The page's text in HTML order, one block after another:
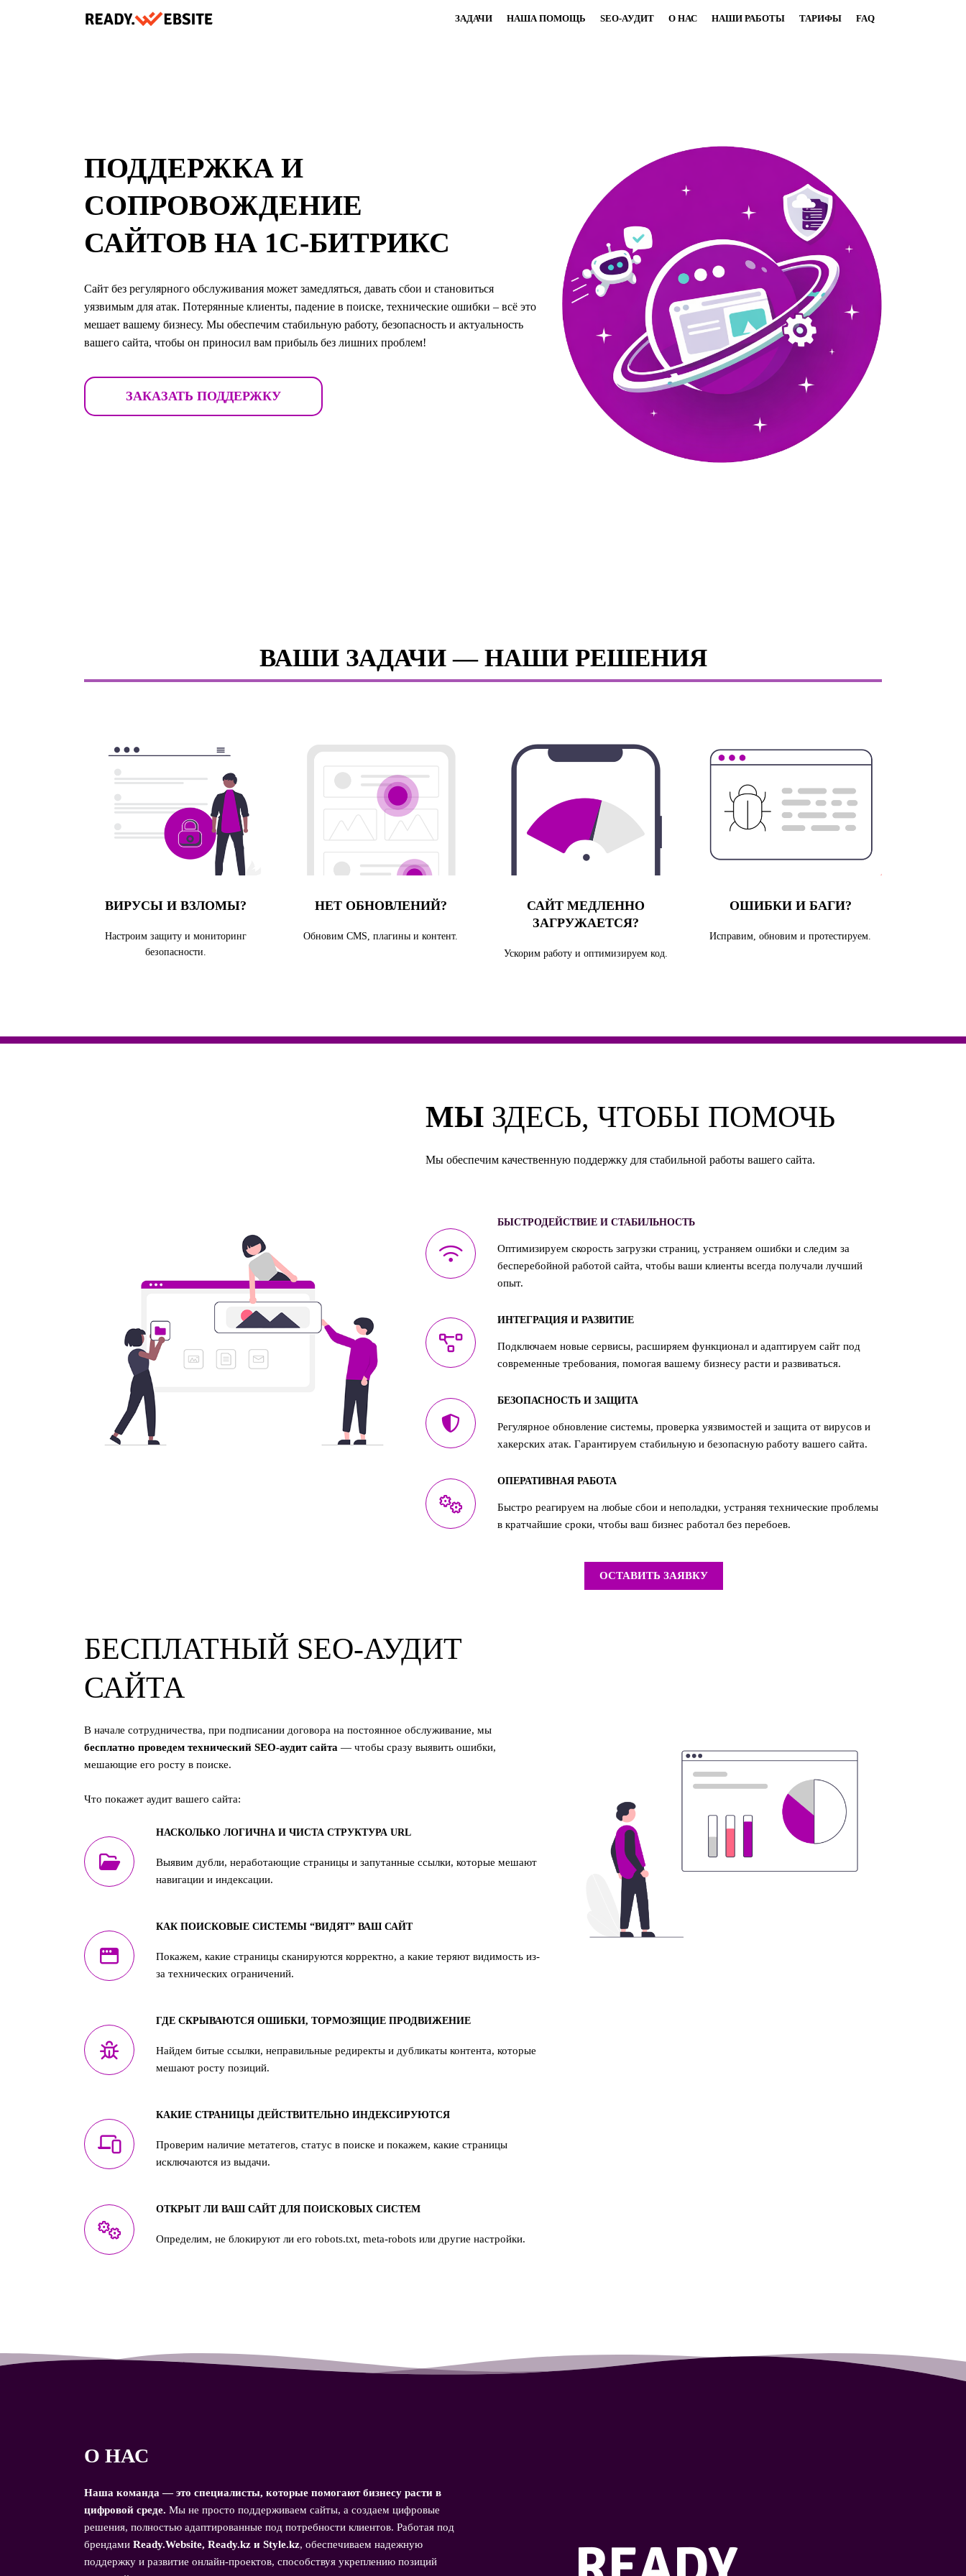
ЗАДАЧИ НАША ПОМОЩЬ SEO-АУДИТ О НАС НАШИ РАБОТЫ ТАРИФЫ FAQ
ПОДДЕРЖКА И
СОПРОВОЖДЕНИЕ
САЙТОВ НА 1С-БИТРИКС
Сайт без регулярного обслуживания может замедляться, давать сбои и становиться
уязвимым для атак. Потерянные клиенты, падение в поиске, технические ошибки – всё это
мешает вашему бизнесу. Мы обеспечим стабильную работу, безопасность и актуальность
вашего сайта, чтобы он приносил вам прибыль без лишних проблем!
ЗАКАЗАТЬ ПОДДЕРЖКУ
ВАШИ ЗАДАЧИ — НАШИ РЕШЕНИЯ
ВИРУСЫ И ВЗЛОМЫ?
Настроим защиту и мониторинг
безопасности.
НЕТ ОБНОВЛЕНИЙ?
Обновим CMS, плагины и контент.
САЙТ МЕДЛЕННО
ЗАГРУЖАЕТСЯ?
Ускорим работу и оптимизируем код.
ОШИБКИ И БАГИ?
Исправим, обновим и протестируем.
МЫ ЗДЕСЬ, ЧТОБЫ ПОМОЧЬ
Мы обеспечим качественную поддержку для стабильной работы вашего сайта.
БЫСТРОДЕЙСТВИЕ И СТАБИЛЬНОСТЬ
Оптимизируем скорость загрузки страниц, устраняем ошибки и следим за
бесперебойной работой сайта, чтобы ваши клиенты всегда получали лучший
опыт.
ИНТЕГРАЦИЯ И РАЗВИТИЕ
Подключаем новые сервисы, расширяем функционал и адаптируем сайт под
современные требования, помогая вашему бизнесу расти и развиваться.
БЕЗОПАСНОСТЬ И ЗАЩИТА
Регулярное обновление системы, проверка уязвимостей и защита от вирусов и
хакерских атак. Гарантируем стабильную и безопасную работу вашего сайта.
ОПЕРАТИВНАЯ РАБОТА
Быстро реагируем на любые сбои и неполадки, устраняя технические проблемы
в кратчайшие сроки, чтобы ваш бизнес работал без перебоев.
ОСТАВИТЬ ЗАЯВКУ
БЕСПЛАТНЫЙ SEO-АУДИТ
САЙТА
В начале сотрудничества, при подписании договора на постоянное обслуживание, мы
бесплатно проведем технический SEO-аудит сайта — чтобы сразу выявить ошибки,
мешающие его росту в поиске.
Что покажет аудит вашего сайта:
НАСКОЛЬКО ЛОГИЧНА И ЧИСТА СТРУКТУРА URL
Выявим дубли, неработающие страницы и запутанные ссылки, которые мешают
навигации и индексации.
КАК ПОИСКОВЫЕ СИСТЕМЫ “ВИДЯТ” ВАШ САЙТ
Покажем, какие страницы сканируются корректно, а какие теряют видимость из-
за технических ограничений.
ГДЕ СКРЫВАЮТСЯ ОШИБКИ, ТОРМОЗЯЩИЕ ПРОДВИЖЕНИЕ
Найдем битые ссылки, неправильные редиректы и дубликаты контента, которые
мешают росту позиций.
КАКИЕ СТРАНИЦЫ ДЕЙСТВИТЕЛЬНО ИНДЕКСИРУЮТСЯ
Проверим наличие метатегов, статус в поиске и покажем, какие страницы
исключаются из выдачи.
ОТКРЫТ ЛИ ВАШ САЙТ ДЛЯ ПОИСКОВЫХ СИСТЕМ
Определим, не блокируют ли его robots.txt, meta-robots или другие настройки.
О НАС
Наша команда — это специалисты, которые помогают бизнесу расти в
цифровой среде. Мы не просто поддерживаем сайты, а создаем цифровые
решения, полностью адаптированные под потребности клиентов. Работая под
брендами Ready.Website, Ready.kz и Style.kz, обеспечиваем надежную
поддержку и развитие онлайн-проектов, способствуя укреплению позиций